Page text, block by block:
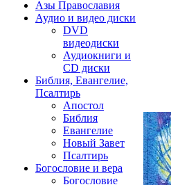
Азы Православия
Аудио и видео диски
DVD
видеодиски
Аудиокниги и
CD диски
Библия, Евангелие,
Псалтирь
Апостол
Библия
Евангелие
Новый Завет
Псалтирь
Богословие и вера
Богословие